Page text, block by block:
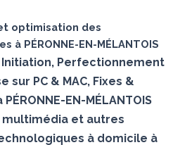
optimisation des
à PÉRONNE-EN-MÉLANTOIS
Initiation, Perfectionnement
sur PC & MAC, Fixes &
EN-MÉLANTOIS
multimédia et autres
à domicile à